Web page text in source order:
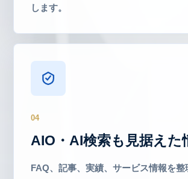
します。
04
AIO・AI検索も見据えた
FAQ、記事、実績、サービス情報を整